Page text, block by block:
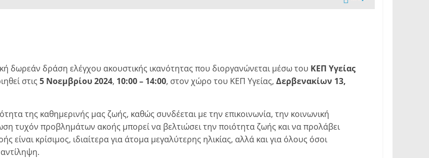
δωρεάν δράση ελέγχου ακουστικής ικανότητας που διοργανώνεται μέσω του ΚΕΠ Υγείας
στις 5 Νοεμβρίου 2024, 10:00 – 14:00, στον χώρο του ΚΕΠ Υγείας, Δερβενακίων 13,
της καθημερινής μας ζωής, καθώς συνδέεται με την επικοινωνία, την κοινωνική
τυχόν προβλημάτων ακοής μπορεί να βελτιώσει την ποιότητα ζωής και να προλάβει
είναι κρίσιμος, ιδιαίτερα για άτομα μεγαλύτερης ηλικίας, αλλά και για όλους όσοι